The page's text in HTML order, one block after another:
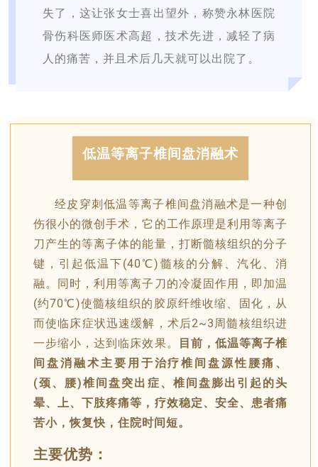
失了，这让张女士喜出望外，称赞永林医院
骨伤科医师医术高超，技术先进，减轻了病
人的痛苦，并且术后几天就可以出院了。
低温等离子椎间盘消融术
经皮穿刺低温等离子椎间盘消融术是一种创
伤很小的微创手术，它的工作原理是利用等离子
刀产生的等离子体的能量，打断髓核组织的分子
键，引起低温下(40℃)髓核的分解、汽化、消
融。同时，利用等离子刀的冷凝固作用，即加温
(约70℃)使髓核组织的胶原纤维收缩、固化，从
而使临床症状迅速缓解，术后2~3周髓核组织进
一步缩小，达到临床效果。
目前， 低温等离子椎
间盘消融术主要用于治疗椎间盘源性腰痛、
(颈、腰)椎间盘突出症、椎间盘膨出引起的头
晕、上、下肢疼痛等，疗效稳定、安全、患者痛
苦小，恢复快，住院时间短。
主要优势：